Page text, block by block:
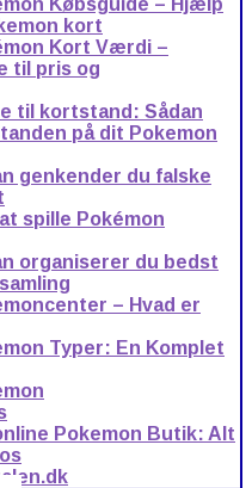
Købsguide – Hjælp
kort
Kort Værdi –
til pris og
til kortstand: Sådan
på dit Pokemon
genkender du falske
spille Pokémon
organiserer du bedst
– Hvad er
Typer: En Komplet
Pokemon Butik: Alt